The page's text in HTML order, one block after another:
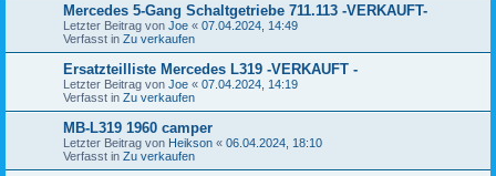
Mercedes 5-Gang Schaltgetriebe 711.113 -VERKAUFT-
Letzter Beitrag von Joe « 07.04.2024, 14:49
Verfasst in Zu verkaufen
Ersatzteilliste Mercedes L319 -VERKAUFT -
Letzter Beitrag von Joe « 07.04.2024, 14:19
Verfasst in Zu verkaufen
MB-L319 1960 camper
Letzter Beitrag von Heikson « 06.04.2024, 18:10
Verfasst in Zu verkaufen